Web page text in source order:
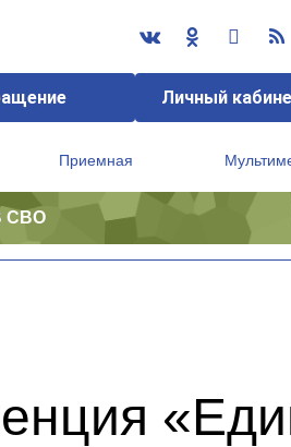
Личный
Приемная
СВО